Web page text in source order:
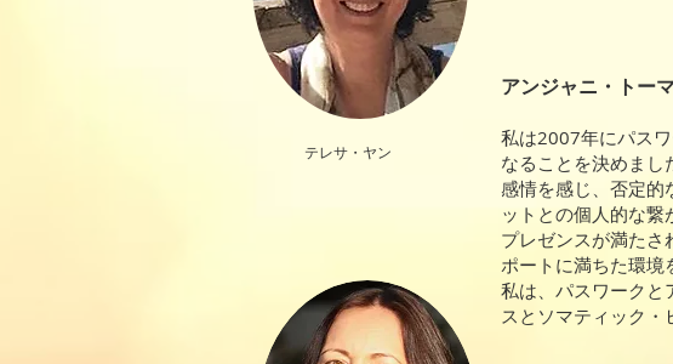
アンジャニ・ト
私は2007年にパス
なることを決めまし
感情を感じ、否定的
ットとの個人的な繋
プレゼンスが満たさ
ポートに満ちた環境
私は、パスワークと
スとソマティック・
テレサ・ヤン